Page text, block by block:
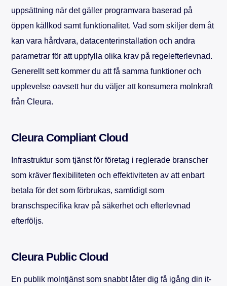
uppsättning när det gäller programvara baserad på
öppen källkod samt funktionalitet. Vad som skiljer dem åt
kan vara hårdvara, datacenterinstallation och andra
parametrar för att uppfylla olika krav på regelefterlevnad.
Generellt sett kommer du att få samma funktioner och
upplevelse oavsett hur du väljer att konsumera molnkraft
från Cleura.
Cleura Compliant Cloud
Infrastruktur som tjänst för företag i reglerade branscher
som kräver flexibiliteten och effektiviteten av att enbart
betala för det som förbrukas, samtidigt som
branschspecifika krav på säkerhet och efterlevnad
efterföljs.
Cleura Public Cloud
En publik molntjänst som snabbt låter dig få igång din it-